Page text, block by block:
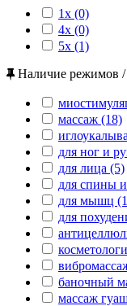
1x (0)
4x (0)
5x (1)
Наличие режимов /
массаж (18)
для ног и
для лица (5)
для спины
для мышц
для
баночный
массаж